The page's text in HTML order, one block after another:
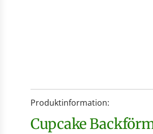
Produktinformation:
Cupcake